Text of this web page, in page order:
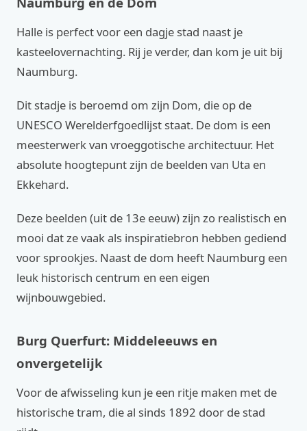
Halle is perfect voor een dagje stad naast je
kasteelovernachting. Rij je verder, dan kom je uit bij
Naumburg.
Dit stadje is beroemd om zijn Dom, die op de
UNESCO Werelderfgoedlijst staat. De dom is een
meesterwerk van vroeggotische architectuur. Het
absolute hoogtepunt zijn de beelden van Uta en
Ekkehard.
Deze beelden (uit de 13e eeuw) zijn zo realistisch en
mooi dat ze vaak als inspiratiebron hebben gediend
voor sprookjes. Naast de dom heeft Naumburg een
leuk historisch centrum en een eigen
wijnbouwgebied.
Burg Querfurt: Middeleeuws en
onvergetelijk
Voor de afwisseling kun je een ritje maken met de
historische tram, die al sinds 1892 door de stad